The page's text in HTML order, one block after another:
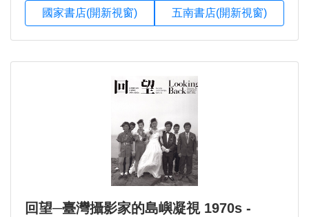
國家書店(開新視窗) 五南書店(開新視窗)
回望─臺灣攝影家的島嶼凝視 1970s -